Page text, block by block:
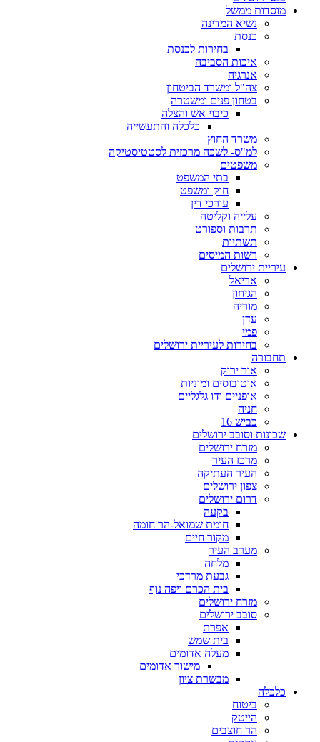
מוסדות ממשל
נשיא המדינה
כנסת
בחירות לכנסת
איכות הסביבה
אנרגיה
צה"ל ומשרד הביטחון
בטחון פנים ומשטרה
כיבוי אש והצלה
כלכלה והתעשייה
משרד החוץ
למ"ס- לשכה מרכזית לסטטיסטיקה
משפטים
בתי המשפט
חוק ומשפט
עורכי דין
עלייה וקליטה
תרבות וספורט
תשתיות
רשות המיסים
עיריית ירושלים
אריאל
הגיחון
מוריה
עדן
פמי
בחירות לעיריית ירושלים
תחבורה
אור ירוק
אוטובוסים ומוניות
אופניים ודו גלגליים
חניה
כביש 16
שכונות וסובב ירושלים
מזרח ירושלים
מרכז העיר
העיר העתיקה
צפון ירושלים
דרום ירושלים
בקעה
חומת שמואל-הר חומה
מקור חיים
מערב העיר
מלחה
גבעת מרדכי
בית הכרם ויפה נוף
מזרח ירושלים
סובב ירושלים
אפרת
בית שמש
מעלה אדומים
מישור אדומים
מבשרת ציון
כלכלה
ביטוח
הייטק
הר חוצבים